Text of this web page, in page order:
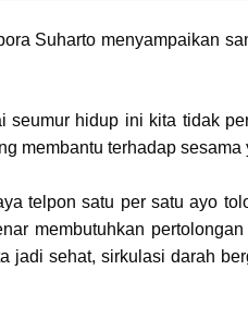
Suharto menyampaikan
hidup ini kita tidak
membantu terhadap sesama
telpon satu per satu ayo
membutuhkan
sehat, sirkulasi darah